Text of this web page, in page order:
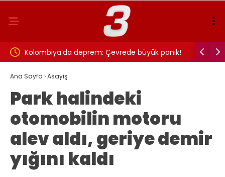
Kolombiya’da deprem: Çevrede büyük panik! TFF Fantezi
Ana Sayfa ›Asayiş
Park halindeki
otomobilin motoru
alev aldı, geriye demir
yığını kaldı